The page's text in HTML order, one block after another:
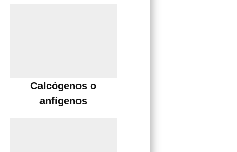
Calcógenos o
anfígenos